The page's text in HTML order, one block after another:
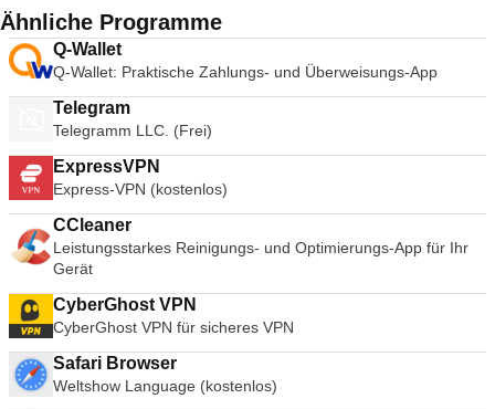
Ähnliche Programme
Q-Wallet
Q-Wallet: Praktische Zahlungs- und Überweisungs-App
Telegram
Telegramm LLC. (Frei)
ExpressVPN
Express-VPN (kostenlos)
CCleaner
Leistungsstarkes Reinigungs- und Optimierungs-App für Ihr
Gerät
CyberGhost VPN
CyberGhost VPN für sicheres VPN
Safari Browser
Weltshow Language (kostenlos)